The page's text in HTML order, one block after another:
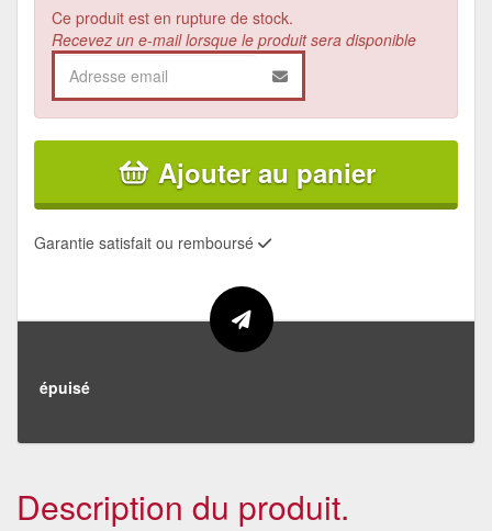
Ce produit est en rupture de stock.
Recevez un e-mail lorsque le produit sera disponible
Ajouter au panier
Garantie satisfait ou remboursé
épuisé
Description du produit.